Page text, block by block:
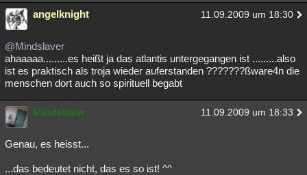
angelknight 11.09.2009 um 18:30
@Mindslaver
ahaaaaa.........es heißt ja das atlantis untergegangen ist .........also
ist es praktisch als troja wieder auferstanden ???????ßware4n die
menschen dort auch so spirituell begabt
Mindslaver 11.09.2009 um 18:33
Genau, es heisst...
...das bedeutet nicht, das es so ist! ^^